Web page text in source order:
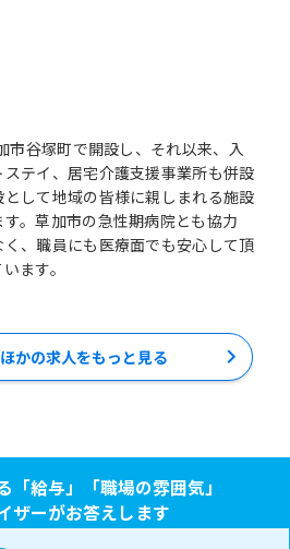
市谷塚町で開設し、それ以来、入
テイ、居宅介護支援事業所も併設
して地域の皆様に親しまれる施設
。草加市の急性期病院とも協力
、職員にも医療面でも安心して頂
かの求人をもっと見る
「給与」「職場の雰囲気」
ザーがお答えします